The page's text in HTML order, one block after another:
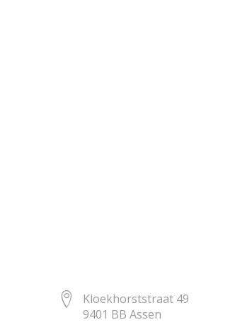
Kloekhorststraat 49
9401 BB Assen